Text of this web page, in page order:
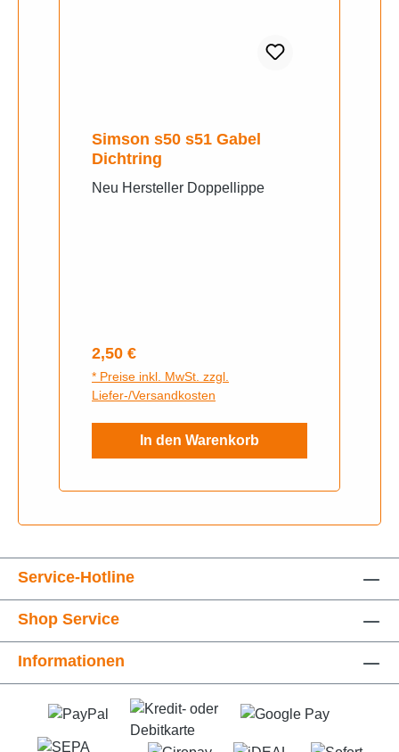
Simson s50 s51 Gabel
Dichtring
Neu Hersteller Doppellippe
Regulärer Preis:
2,50 €
* Preise inkl. MwSt. zzgl.
Liefer-/Versandkosten
In den Warenkorb
Service-Hotline
Shop Service
Informationen